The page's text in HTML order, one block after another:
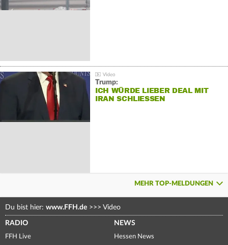
Trump:
ICH WÜRDE LIEBER DEAL MIT
IRAN SCHLIESSEN
MEHR TOP-MELDUNGEN
Du bist hier: www.FFH.de >>> Video
RADIO
FFH Live
NEWS
Hessen News